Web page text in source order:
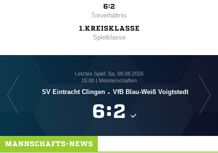
6:2
Torverhältnis
1.KREISKLASSE
Spielklasse
Letztes Spiel: Sa, 08.08.2026
15:00 | Meisterschaften
SV Eintracht Clingen - VfB Blau-Weiß Voigtstedt
:
MANNSCHAFTS-NEWS